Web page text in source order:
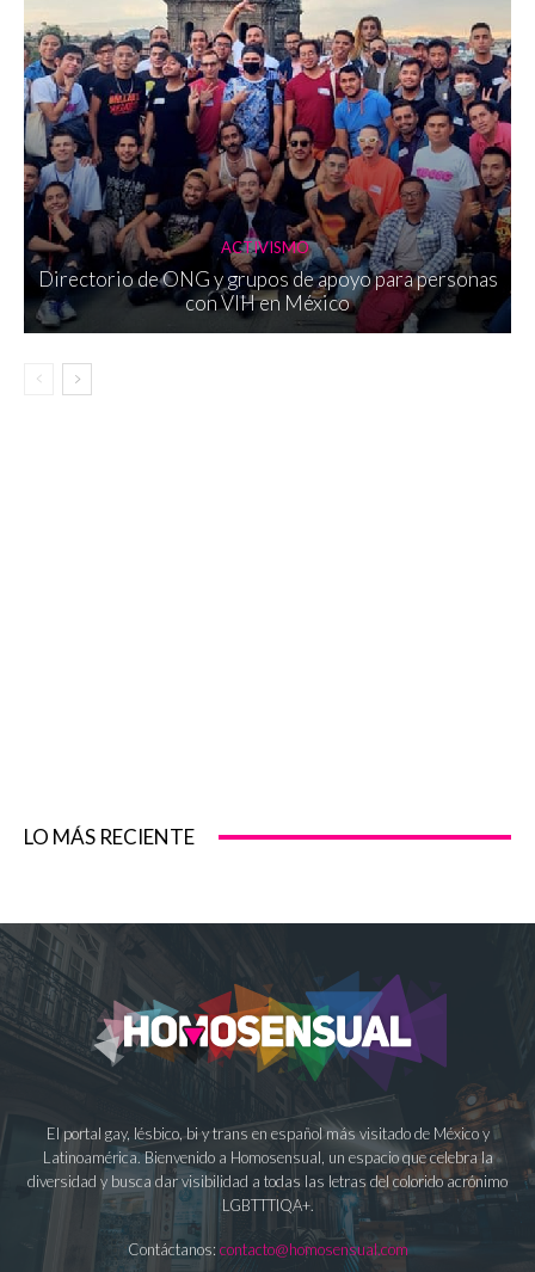
ACTIVISMO
Directorio de ONG y grupos de apoyo para personas
con VIH en México
LO MÁS RECIENTE
El portal gay, lésbico, bi y trans en español más visitado de México y
Latinoamérica. Bienvenido a Homosensual, un espacio que celebra la
diversidad y busca dar visibilidad a todas las letras del colorido acrónimo
LGBTTTIQA+.
Contáctanos: contacto@homosensual.com